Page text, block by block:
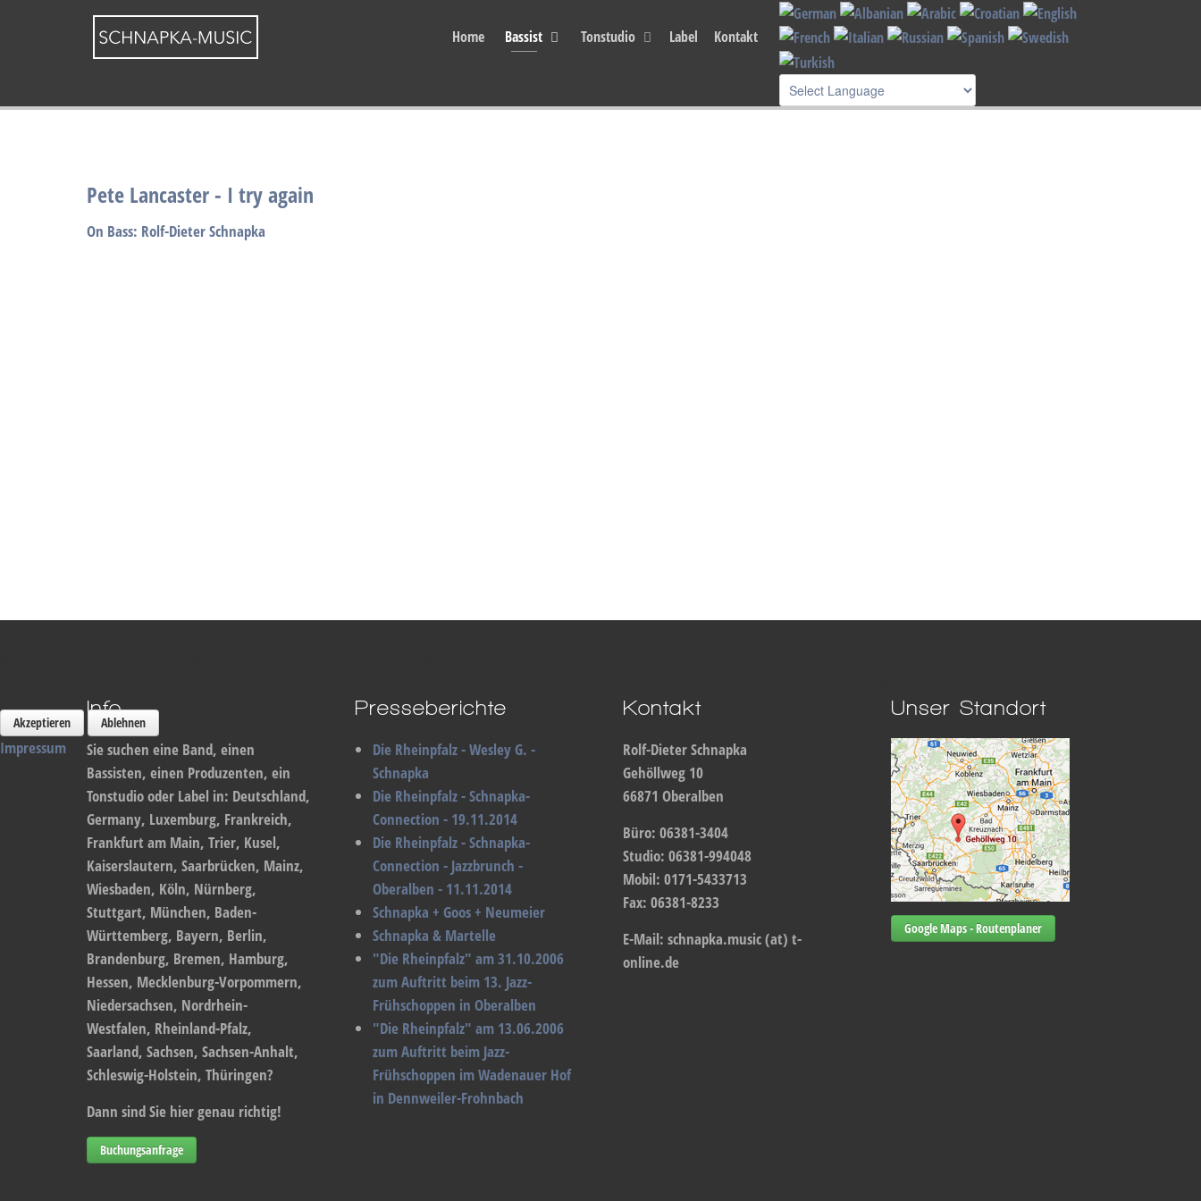
Home Bassist Tonstudio Label Kontakt
Pete Lancaster - I try again
On Bass: Rolf-Dieter Schnapka
Info
Sie suchen eine Band, einen
Bassisten, einen Produzenten, ein
Tonstudio oder Label in: Deutschland,
Germany, Luxemburg, Frankreich,
Frankfurt am Main, Trier, Kusel,
Kaiserslautern, Saarbrücken, Mainz,
Wiesbaden, Köln, Nürnberg,
Stuttgart, München, Baden-
Württemberg, Bayern, Berlin,
Brandenburg, Bremen, Hamburg,
Hessen, Mecklenburg-Vorpommern,
Niedersachsen, Nordrhein-
Westfalen, Rheinland-Pfalz,
Saarland, Sachsen, Sachsen-Anhalt,
Schleswig-Holstein, Thüringen?
Dann sind Sie hier genau richtig!
Buchungsanfrage
Presseberichte
Die Rheinpfalz - Wesley G. -
Schnapka
Die Rheinpfalz - Schnapka-
Connection - 19.11.2014
Die Rheinpfalz - Schnapka-
Connection - Jazzbrunch -
Oberalben - 11.11.2014
Schnapka + Goos + Neumeier
Schnapka & Martelle
"Die Rheinpfalz" am 31.10.2006
zum Auftritt beim 13. Jazz-
Frühschoppen in Oberalben
"Die Rheinpfalz" am 13.06.2006
zum Auftritt beim Jazz-
Frühschoppen im Wadenauer Hof
in Dennweiler-Frohnbach
Kontakt
Rolf-Dieter Schnapka
Gehöllweg 10
66871 Oberalben
Büro: 06381-3404
Studio: 06381-994048
Mobil: 0171-5433713
Fax: 06381-8233
E-Mail: schnapka.music (at) t-
online.de
Unser Standort
Google Maps - Routenplaner
Akzeptieren Ablehnen
Impressum
I understand !